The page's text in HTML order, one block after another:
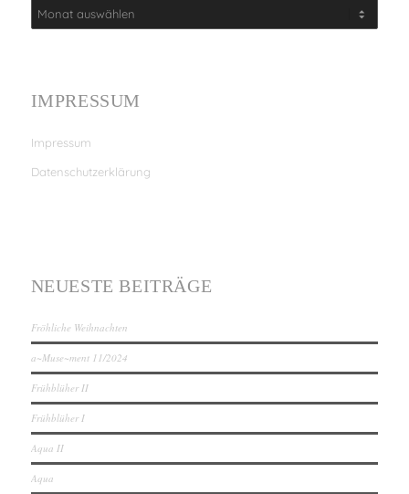
IMPRESSUM
Impressum
Datenschutzerklärung
NEUESTE BEITRÄGE
Fröhliche Weihnachten
a~Muse~ment 11/2024
Frühblüher II
Frühblüher I
Aqua II
Aqua